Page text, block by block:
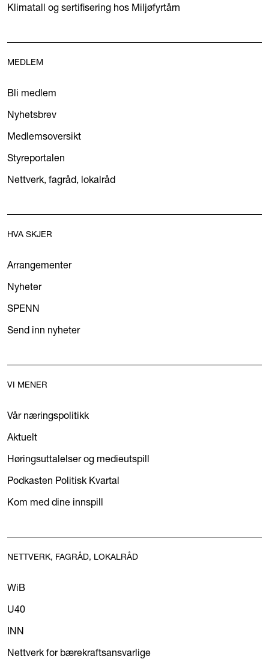
Klimatall og sertifisering hos Miljøfyrtårn
MEDLEM
Bli medlem
Nyhetsbrev
Medlemsoversikt
Styreportalen
Nettverk, fagråd, lokalråd
HVA SKJER
Arrangementer
Nyheter
SPENN
Send inn nyheter
VI MENER
Vår næringspolitikk
Aktuelt
Høringsuttalelser og medieutspill
Podkasten Politisk Kvartal
Kom med dine innspill
NETTVERK, FAGRÅD, LOKALRÅD
WiB
U40
INN
Nettverk for bærekraftsansvarlige